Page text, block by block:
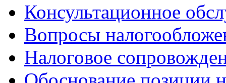
Консультационное
Вопросы
Налоговое